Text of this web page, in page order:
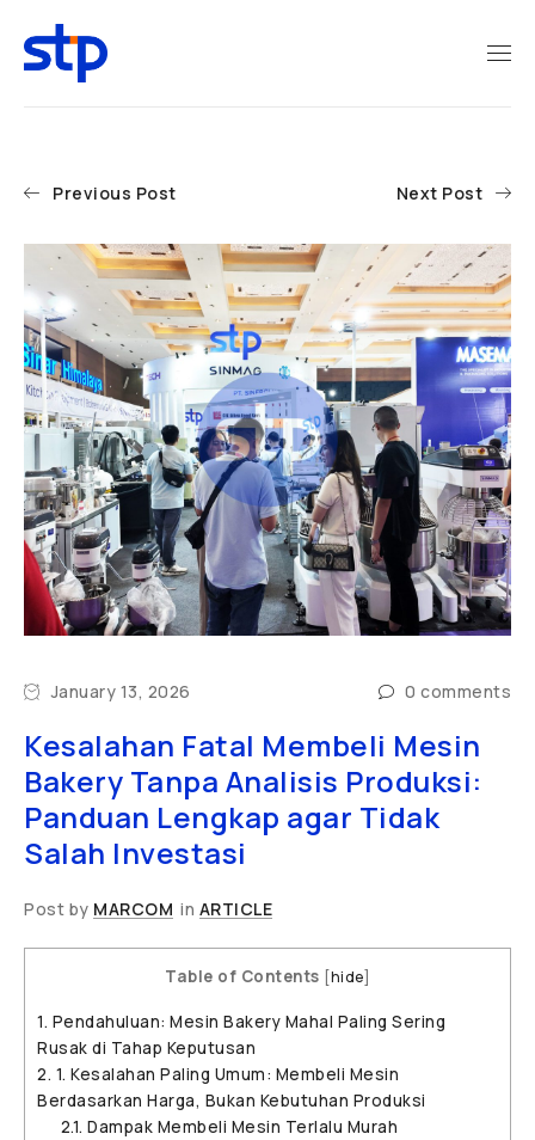
Previous Post Next Post
January 13, 2026 0 comments
Kesalahan Fatal Membeli Mesin
Bakery Tanpa Analisis Produksi:
Panduan Lengkap agar Tidak
Salah Investasi
Post by MARCOM in ARTICLE
Table of Contents [hide]
1. Pendahuluan: Mesin Bakery Mahal Paling Sering
Rusak di Tahap Keputusan
2. 1. Kesalahan Paling Umum: Membeli Mesin
Berdasarkan Harga, Bukan Kebutuhan Produksi
2.1. Dampak Membeli Mesin Terlalu Murah